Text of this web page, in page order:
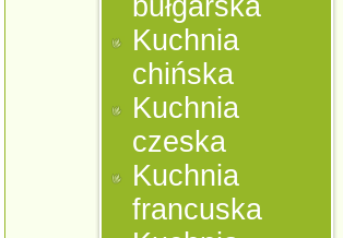
bułgarska
Kuchnia
chińska
Kuchnia
czeska
Kuchnia
francuska